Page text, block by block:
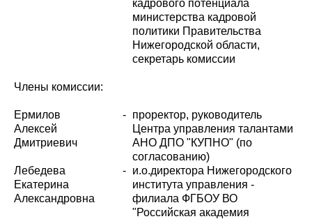
кадрового потенциала
министерства кадровой
политики Правительства
Нижегородской области,
секретарь комиссии
Члены комиссии:
Ермилов
Алексей
Дмитриевич
- проректор, руководитель
Центра управления талантами
АНО ДПО "КУПНО" (по
согласованию)
Лебедева
Екатерина
Александровна
- и.о.директора Нижегородского
института управления -
филиала ФГБОУ ВО
"Российская академия